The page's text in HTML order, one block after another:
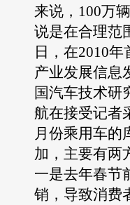
来说，100万
说是在合理范
日，在2010
产业发展信息
国汽车技术研
航在接受记者
月份乘用车的
加，主要有两
一是去年春节
销，导致消费